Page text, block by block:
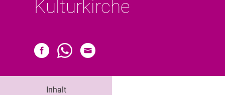
Kulturkirche
Inhalt